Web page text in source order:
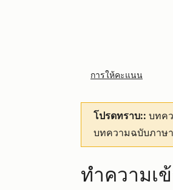
การให้คะแนน
โปรดทราบ:: บทค
บทความฉบับภาษ
ทำความเ